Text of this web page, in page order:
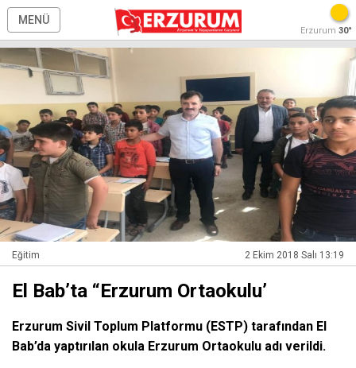
MENÜ
Erzurum 30°
Eğitim 2 Ekim 2018 Salı 13:19
El Bab’ta “Erzurum Ortaokulu’
Erzurum Sivil Toplum Platformu (ESTP) tarafından El
Bab’da yaptırılan okula Erzurum Ortaokulu adı verildi.